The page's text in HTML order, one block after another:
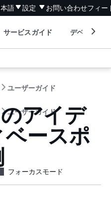
語 設定 お問い合わせフィー
サービスガイド デベロッパ
ユーザーガイド
ユーザーガイド
アイデ
ースポ
フォーカスモード